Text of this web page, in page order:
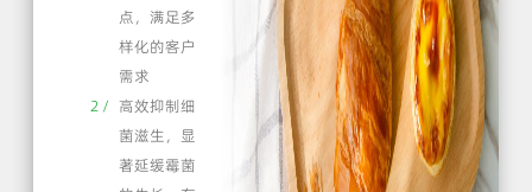
点，满足多
样化的客户
需求
2 / 高效抑制细
菌滋生，显
著延缓霉菌